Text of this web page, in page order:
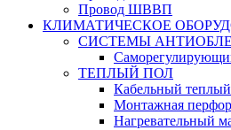
Провод ШВВП
КЛИМАТИЧЕСКОЕ
СИСТЕМЫ
ТЕПЛЫЙ ПОЛ
Кабельный
Монтажная
Нагревательный